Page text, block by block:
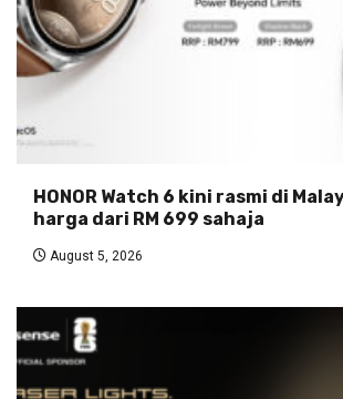
HONOR Watch 6 kini rasmi di
harga dari RM 699 sahaja
August 5, 2026